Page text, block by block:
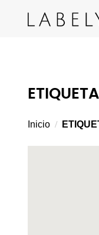
Inicio